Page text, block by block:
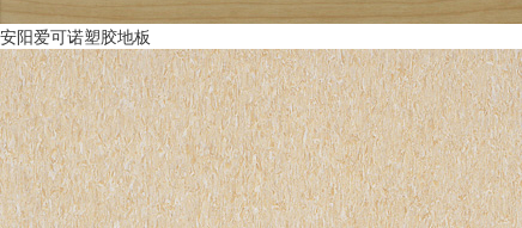
安阳爱可诺塑胶地板